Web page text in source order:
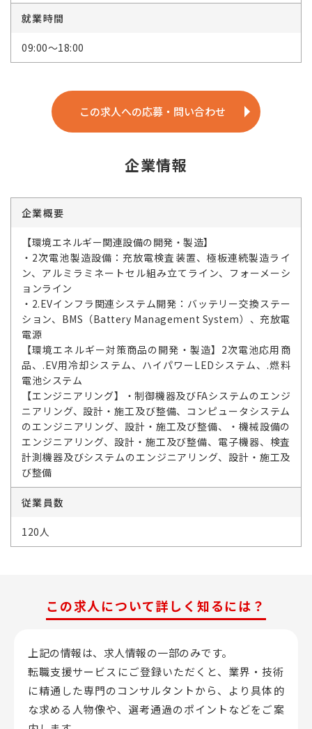
就業時間
09:00～18:00
この求人への応募・問い合わせ
企業情報
企業概要
【環境エネルギー関連設備の開発・製造】
・2次電池製造設備：充放電検査装置、極板連続製造ライ
ン、アルミラミネートセル組み立てライン、フォーメーシ
ョンライン
・2.EVインフラ関連システム開発：バッテリー交換ステー
ション、BMS（Battery Management System）、充放電
電源
【環境エネルギー対策商品の開発・製造】2次電池応用商
品、.EV用冷却システム、ハイパワーLEDシステム、.燃料
電池システム
【エンジニアリング】・制御機器及びFAシステムのエンジ
ニアリング、設計・施工及び整備、コンピュータシステム
のエンジニアリング、設計・施工及び整備、・機械設備の
エンジニアリング、設計・施工及び整備、電子機器、検査
計測機器及びシステムのエンジニアリング、設計・施工及
び整備
従業員数
120人
この求人について詳しく知るには？
上記の情報は、求人情報の一部のみです。
転職支援サービスにご登録いただくと、業界・技術
に精通した専門のコンサルタントから、 より具体的
な求める人物像や、選考通過のポイントなどをご案